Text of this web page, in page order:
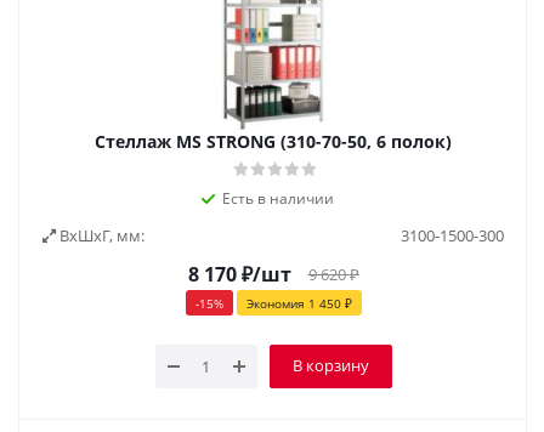
Стеллаж MS STRONG (310-70-50, 6 полок)
Есть в наличии
ВxШxГ, мм: 3100-1500-300
8 170₽/шт 9 620₽
-15% Экономия 1 450₽
В корзину